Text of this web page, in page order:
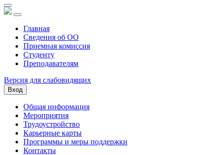
Главная
Сведения об ОО
Приемная комиссия
Студенту
Преподавателям
Версия для слабовидящих
Вход
Общая информация
Мероприятия
Трудоустройство
Карьерные карты
Программы и меры поддержки
Контакты